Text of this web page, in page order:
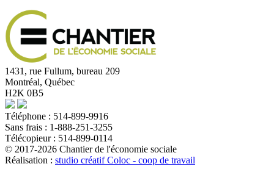
1431, rue Fullum, bureau 209
Montréal, Québec
H2K 0B5
Téléphone : 514-899-9916
Sans frais : 1-888-251-3255
Télécopieur : 514-899-0114
© 2017-2026 Chantier de l'économie sociale
Réalisation : studio créatif Coloc - coop de travail